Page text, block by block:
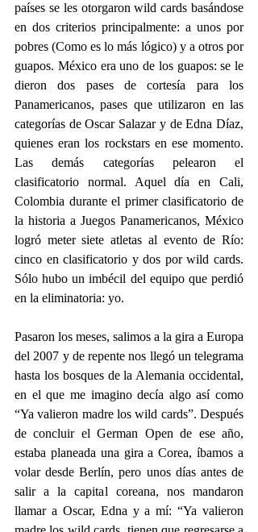
países se les otorgaron wild cards basándose
en dos criterios principalmente: a unos por
pobres (Como es lo más lógico) y a otros por
guapos. México era uno de los guapos: se le
dieron dos pases de cortesía para los
Panamericanos, pases que utilizaron en las
categorías de Oscar Salazar y de Edna Díaz,
quienes eran los rockstars en ese momento.
Las demás categorías pelearon el
clasificatorio normal. Aquel día en Cali,
Colombia durante el primer clasificatorio de
la historia a Juegos Panamericanos, México
logró meter siete atletas al evento de Río:
cinco en clasificatorio y dos por wild cards.
Sólo hubo un imbécil del equipo que perdió
en la eliminatoria: yo.
Pasaron los meses, salimos a la gira a Europa
del 2007 y de repente nos llegó un telegrama
hasta los bosques de la Alemania occidental,
en el que me imagino decía algo así como
“Ya valieron madre los wild cards”. Después
de concluir el German Open de ese año,
estaba planeada una gira a Corea, íbamos a
volar desde Berlín, pero unos días antes de
salir a la capital coreana, nos mandaron
llamar a Oscar, Edna y a mí: “Ya valieron